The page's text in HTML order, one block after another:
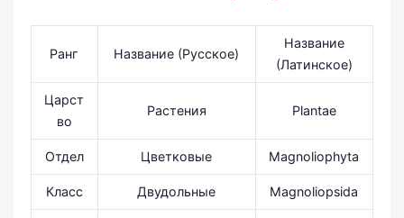
Ранг Название (Русское)
Название
(Латинское)
Царст
во
Растения Plantae
Отдел Цветковые Magnoliophyta
Класс Двудольные Magnoliopsida